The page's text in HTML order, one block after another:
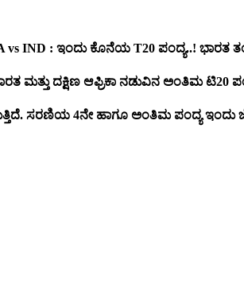
vs IND : ಇಂದು ಕೊನೆಯ T20 ಪಂದ್ಯ..! ಭಾರತ
ಮತ್ತು ದಕ್ಷಿಣ ಆಫ್ರಿಕಾ ನಡುವಿನ ಅಂತಿಮ ಟಿ20
ಸರಣಿಯ 4ನೇ ಹಾಗೂ ಅಂತಿಮ ಪಂದ್ಯ ಇಂದು